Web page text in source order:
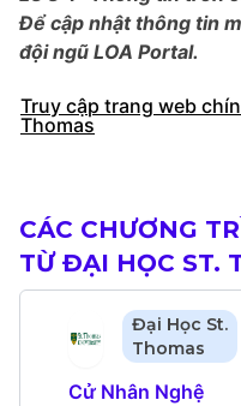
Để cập nhật thông tin
đội ngũ LOA Portal.
Truy cập trang web
Thomas
CÁC CHƯƠNG
TỪ ĐẠI HỌC ST.
Đại Học St.
Thomas
Cử Nhân Nghệ